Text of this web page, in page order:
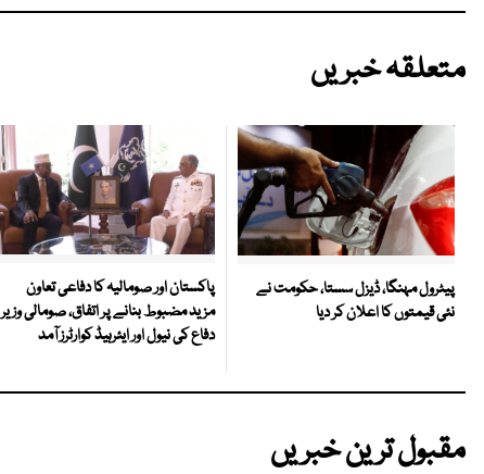
متعلقہ خبریں
پیٹرول مہنگا، ڈیزل سستا، حکومت نے
نئی قیمتوں کا اعلان کر دیا
پاکستان اور صومالیہ کا دفاعی تعاون
مزید مضبوط بنانے پر اتفاق، صومالی وزیر
دفاع کی نیول اور ایئرہیڈ کوارٹرز آمد
مقبول ترین خبریں